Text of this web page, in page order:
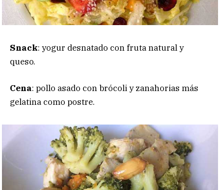
Snack: yogur desnatado con fruta natural y
queso.
Cena: pollo asado con brócoli y zanahorias más
gelatina como postre.